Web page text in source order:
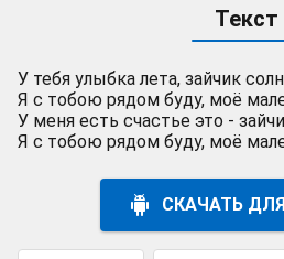
Текст
У тебя улыбка лета, зайчик
Я с тобою рядом буду, моё
У меня есть счастье это -
Я с тобою рядом буду, моё
СКАЧАТЬ ДЛЯ